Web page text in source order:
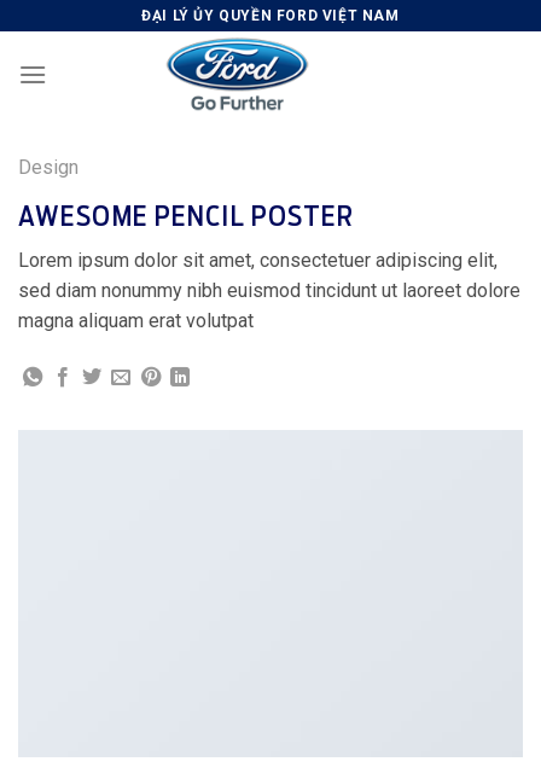
content
ĐẠI LÝ ỦY QUYỀN FORD VIỆT NAM
Design
AWESOME PENCIL POSTER
Lorem ipsum dolor sit amet, consectetuer adipiscing elit,
sed diam nonummy nibh euismod tincidunt ut laoreet dolore
magna aliquam erat volutpat